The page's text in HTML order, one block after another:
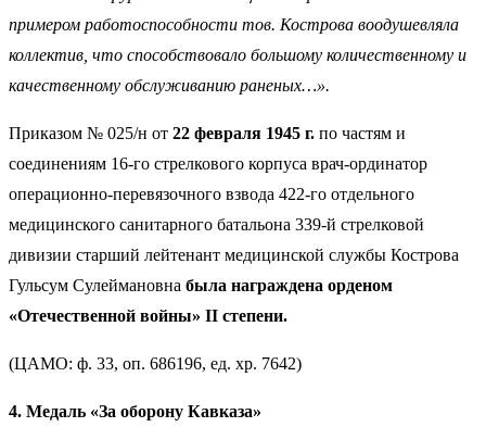
примером работоспособности тов. Кострова воодушевляла
коллектив, что способствовало большому количественному и
качественному обслуживанию раненых…».
Приказом № 025/н от 22 февраля 1945 г. по частям и
соединениям 16-го стрелкового корпуса врач-ординатор
операционно-перевязочного взвода 422-го отдельного
медицинского санитарного батальона 339-й стрелковой
дивизии старший лейтенант медицинской службы Кострова
Гульсум Сулеймановна была награждена орденом
«Отечественной войны» II степени.
(ЦАМО: ф. 33, оп. 686196, ед. хр. 7642)
4. Медаль «За оборону Кавказа»